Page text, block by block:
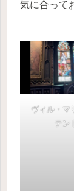
気に合って
ヴィル・マ
テン